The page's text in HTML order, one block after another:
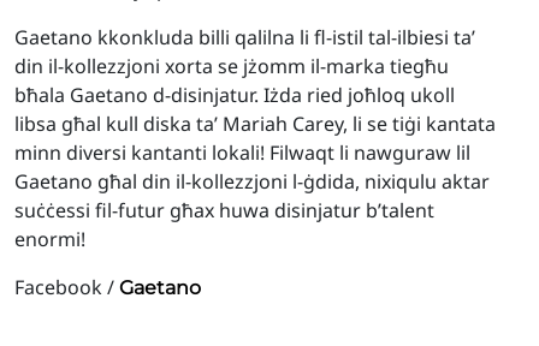
Gaetano kkonkluda billi qalilna li fl-istil tal-ilbiesi ta’
din il-kollezzjoni xorta se jżomm il-marka tiegħu
bħala Gaetano d-disinjatur. Iżda ried joħloq ukoll
libsa għal kull diska ta’ Mariah Carey, li se tiġi kantata
minn diversi kantanti lokali! Filwaqt li nawguraw lil
Gaetano għal din il-kollezzjoni l-ġdida, nixiqulu aktar
suċċessi fil-futur għax huwa disinjatur b’talent
enormi!
Facebook / Gaetano